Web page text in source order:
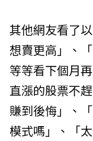
其他網友看了
想賣更高」、
等等看下個月
直漲的股票不
賺到後悔」、
模式嗎」、「